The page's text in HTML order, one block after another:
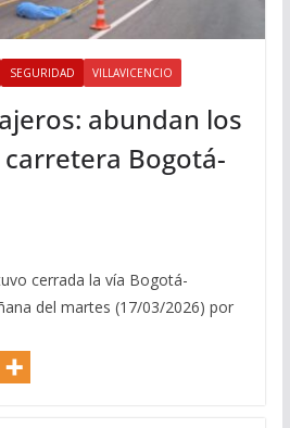
SEGURIDAD VILLAVICENCIO
abundan los
Bogotá-
cerrada la vía Bogotá-
del martes (17/03/2026) por